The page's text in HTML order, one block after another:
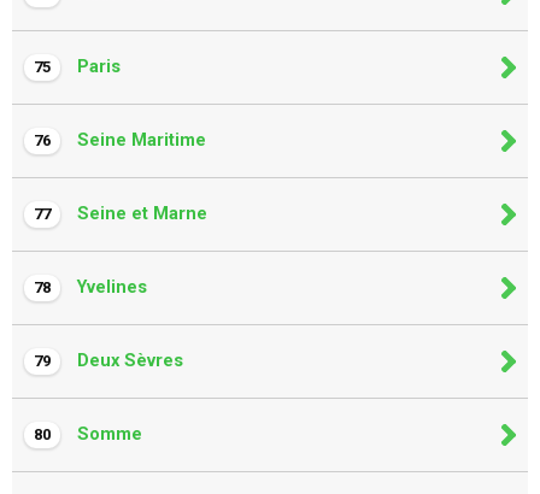
75 Paris
76 Seine Maritime
77 Seine et Marne
78 Yvelines
79 Deux Sèvres
80 Somme